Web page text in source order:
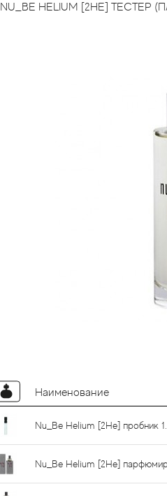
NU_BE HELIUM [2HE]
Наименование
Nu_Be Helium [2He] пробник
Nu_Be Helium [2He]